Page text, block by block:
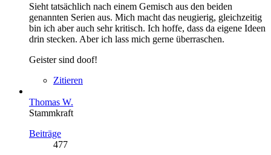
Sieht tatsächlich nach einem Gemisch aus den beiden
genannten Serien aus. Mich macht das neugierig, gleichzeitig
bin ich aber auch sehr kritisch. Ich hoffe, dass da eigene Ideen
drin stecken. Aber ich lass mich gerne überraschen.
Geister sind doof!
Zitieren
Thomas W.
Stammkraft
Beiträge
477